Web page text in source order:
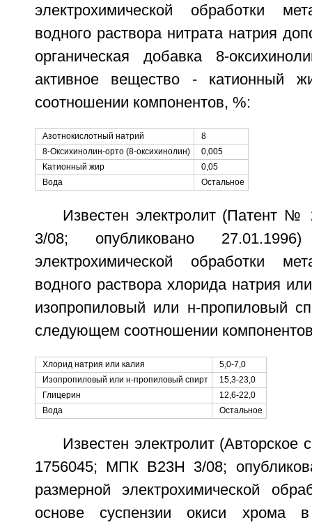
электрохимической обработки
водного раствора нитрата натрия
органическая добавка 8-
активное вещество - катионный
соотношении компонентов, %:
Азотнокислотный натрий
8
8-Оксихинолин-орто (8-оксихинолин)
0,005
Катионный жир
0,05
Вода
Остальное
Известен электролит (Патент
3/08; опубликовано
электрохимической обработки
водного раствора хлорида натрия
изопропиловый или н-пропиловый
следующем соотношении
Хлорид натрия или калия
5,0-7,0
Изопропиловый или н-пропиловый спирт
15,3-23,0
Глицерин
12,6-22,0
Вода
Остальное
Известен электролит
1756045; МПК B23H 3/08;
размерной электрохимической
основе суспензии окиси хрома